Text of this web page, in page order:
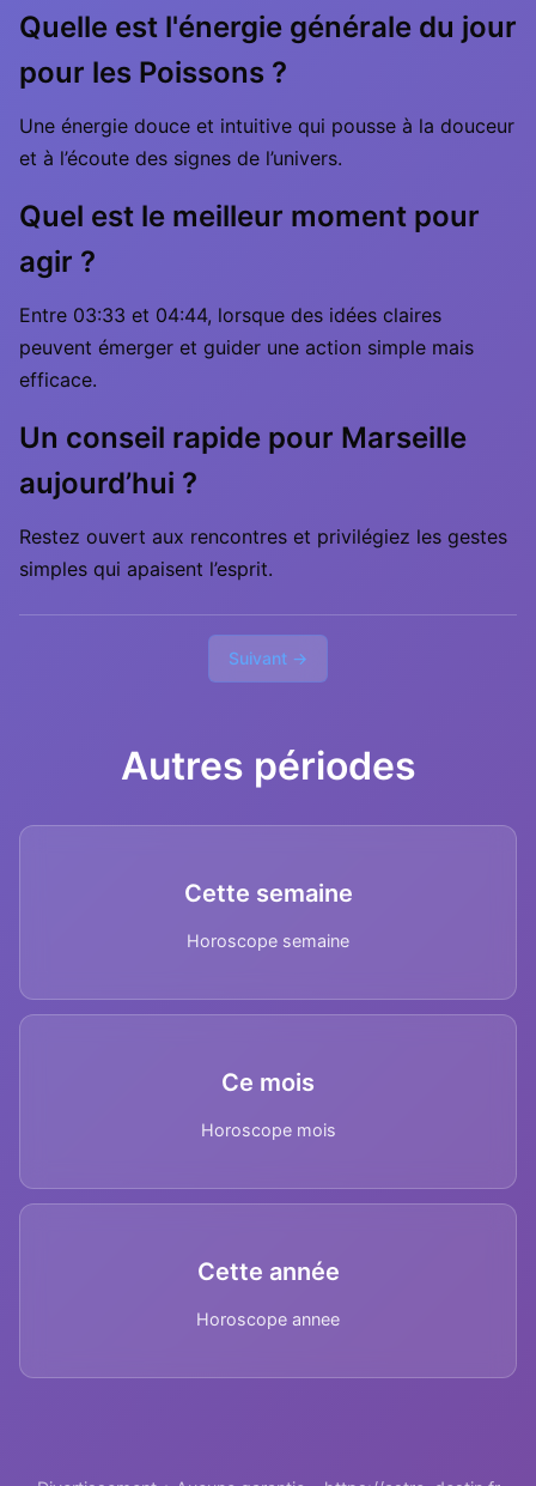
Quelle est l'énergie générale du jour
pour les Poissons ?
Une énergie douce et intuitive qui pousse à la douceur
et à l’écoute des signes de l’univers.
Quel est le meilleur moment pour
agir ?
Entre 03:33 et 04:44, lorsque des idées claires
peuvent émerger et guider une action simple mais
efficace.
Un conseil rapide pour Marseille
aujourd’hui ?
Restez ouvert aux rencontres et privilégiez les gestes
simples qui apaisent l’esprit.
Suivant →
Autres périodes
Cette semaine
Horoscope semaine
Ce mois
Horoscope mois
Cette année
Horoscope annee